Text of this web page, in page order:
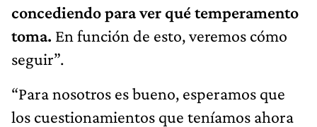
concediendo para ver qué temperamento
toma. En función de esto, veremos cómo
seguir”.
“Para nosotros es bueno, esperamos que
los cuestionamientos que teníamos ahora